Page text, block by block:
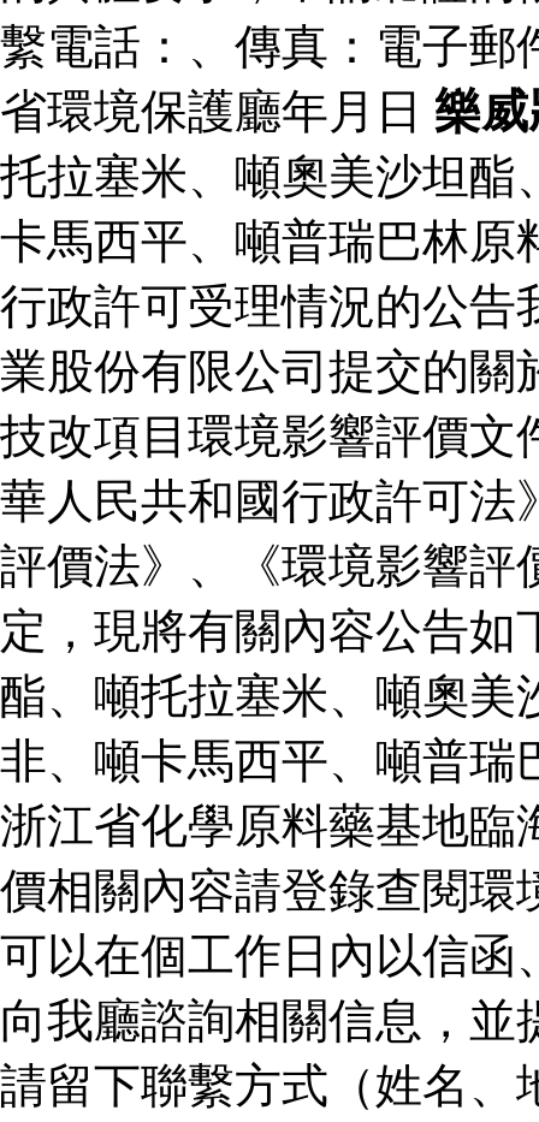
繫電話：、傳真：電子郵
省環境保護廳年月日 樂威
托拉塞米、噸奧美沙坦酯
卡馬西平、噸普瑞巴林原
行政許可受理情況的公告
業股份有限公司提交的關
技改項目環境影響評價文
華人民共和國行政許可法
評價法》、《環境影響評
定，現將有關內容公告
酯、噸托拉塞米、噸奧美
非、噸卡馬西平、噸普瑞
浙江省化學原料藥基地臨
價相關內容請登錄查閱環
可以在個工作日內以信函
向我廳諮詢相關信息，
請留下聯繫方式（姓名、